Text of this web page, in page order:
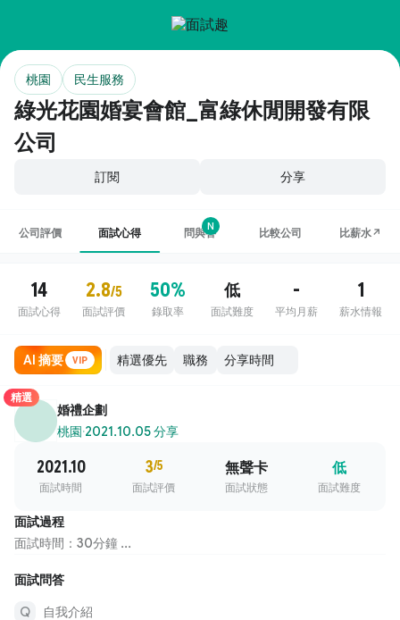
綠光花園婚宴會館_富綠休閒開發有限
公司
桃園 民生服務
訂閱 分享
公司評價 面試心得 問與答
N
比較公司 比薪水↗
14
面試心得
2.8/5
面試評價
50%
錄取率
低
面試難度
-
平均月薪
1
薪水情報
AI 摘要 VIP 職務
精選
婚禮企劃
桃園·2021.10.05 分享
2021.10
面試時間
3/5
面試評價
無聲卡
面試狀態
低
面試難度
面試過程
面試時間：30分鐘 ...
面試問答
自我介紹